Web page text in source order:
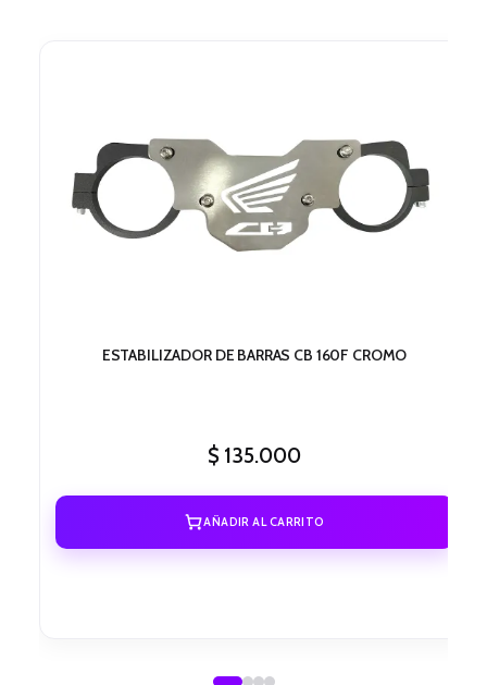
ESTABILIZADOR DE BARRAS CB 160F CROMO
$ 135.000
AÑADIR AL CARRITO